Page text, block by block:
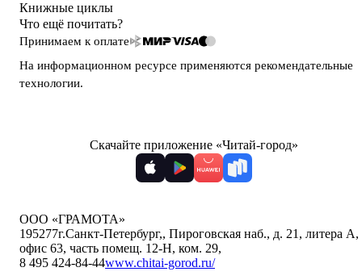
Книжные циклы
Что ещё почитать?
Принимаем к оплате
На информационном ресурсе применяются рекомендательные
технологии.
Скачайте приложение «Читай-город»
ООО «ГРАМОТА»
195277г.Санкт-Петербург,, Пироговская наб., д. 21, литера А,
офис 63, часть помещ. 12-Н, ком. 29,
8 495 424-84-44www.chitai-gorod.ru/